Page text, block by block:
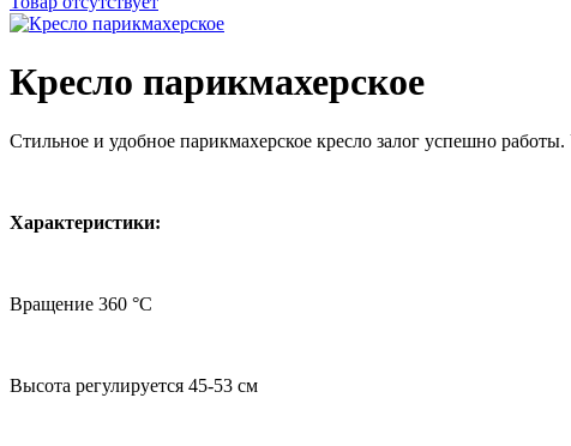
Кресло парикмахерское
Стильное и удобное парикмахерское кресло залог успешно работы.
Характеристики:
Вращение 360 °С
Высота регулируется 45-53 см